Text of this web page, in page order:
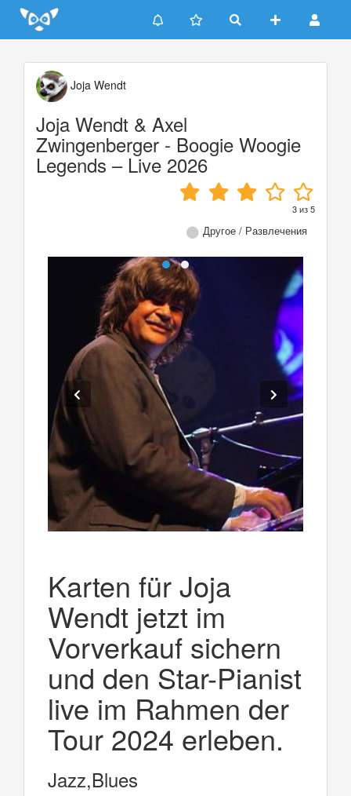
Update cookies preferences
Joja Wendt
Joja Wendt & Axel
Zwingenberger - Boogie Woogie
Legends – Live 2026
3из5
Другое / Развлечения
Karten für Joja
Wendt jetzt im
Vorverkauf sichern
und den Star-Pianist
live im Rahmen der
Tour 2024 erleben.
Jazz,Blues